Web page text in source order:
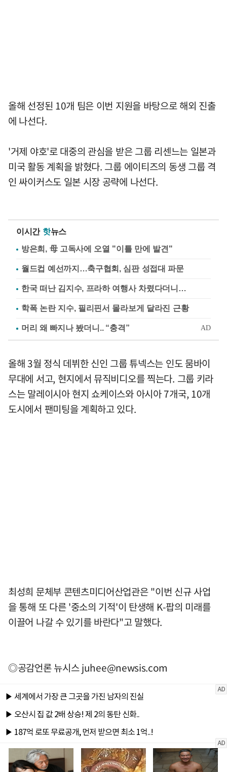
올해 선정된 10개 팀은 이번 지원을 바탕으로 해외 진출
에 나선다.
'거제 야호'로 대중의 관심을 받은 그룹 리센느는 일본과
미국 활동 계획을 밝혔다. 그룹 에이티즈의 동생 그룹 격
인 싸이커스도 일본 시장 공략에 나선다.
이시간 핫뉴스
방은희, 母 고독사에 오열 "이틀 만에 발견"
월드컵 예선까지…축구협회, 심판 성접대 파문
한국 떠난 김지수, 프라하 여행사 차렸다더니…
학폭 논란 지수, 필리핀서 몰라보게 달라진 근황
올해 3월 정식 데뷔한 신인 그룹 튜넥스는 인도 뭄바이
무대에 서고, 현지에서 뮤직비디오를 찍는다. 그룹 키라
스는 말레이시아 현지 쇼케이스와 아시아 7개국, 10개
도시에서 팬미팅을 계획하고 있다.
최성희 문체부 콘텐츠미디어산업관은 "이번 신규 사업
을 통해 또 다른 '중소의 기적'이 탄생해 K-팝의 미래를
이끌어 나갈 수 있기를 바란다"고 말했다.
◎공감언론 뉴시스juhee@newsis.com